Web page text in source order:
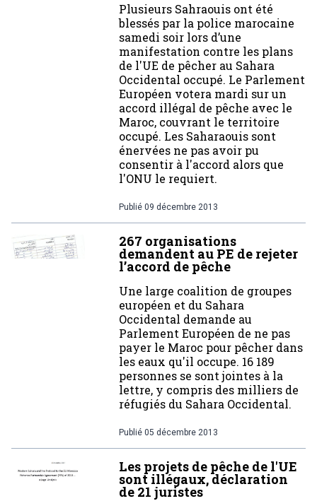
Plusieurs Sahraouis ont été
blessés par la police marocaine
samedi soir lors d’une
manifestation contre les plans
de l'UE de pêcher au Sahara
Occidental occupé. Le Parlement
Européen votera mardi sur un
accord illégal de pêche avec le
Maroc, couvrant le territoire
occupé. Les Saharaouis sont
énervées ne pas avoir pu
consentir à l'accord alors que
l'ONU le requiert.
Publié 09 décembre 2013
267 organisations
demandent au PE de rejeter
l’accord de pêche
Une large coalition de groupes
européen et du Sahara
Occidental demande au
Parlement Européen de ne pas
payer le Maroc pour pêcher dans
les eaux qu'il occupe. 16 189
personnes se sont jointes à la
lettre, y compris des milliers de
réfugiés du Sahara Occidental.
Publié 05 décembre 2013
Les projets de pêche de l'UE
sont illégaux, déclaration
de 21 juristes